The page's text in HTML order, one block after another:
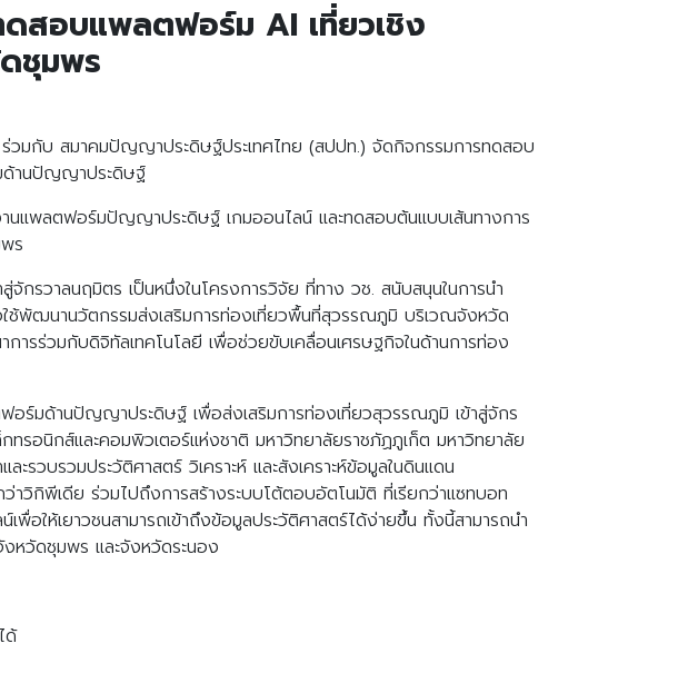
สอบแพลตฟอร์ม AI เที่ยวเชิง
ชุมพร
วมกับ สมาคมปัญญาประดิษฐ์ประเทศไทย (สปปท.) จัดกิจกรรมการทดสอบ
ด้านปัญญาประดิษฐ์
านแพลตฟอร์มปัญญาประดิษฐ์ เกมออนไลน์ และทดสอบต้นแบบเส้นทางการ
ร
รวาลนฤมิตร เป็นหนึ่งในโครงการวิจัย ที่ทาง วช. สนับสนุนในการนำ
พัฒนานวัตกรรมส่งเสริมการท่องเที่ยวพื้นที่สุวรรณภูมิ บริเวณจังหวัด
รร่วมกับดิจิทัลเทคโนโลยี เพื่อช่วยขับเคลื่อนเศรษฐกิจในด้านการท่อง
ร์มด้านปัญญาประดิษฐ์ เพื่อส่งเสริมการท่องเที่ยวสุวรรณภูมิ เข้าสู่จักร
รอนิกส์และคอมพิวเตอร์แห่งชาติ มหาวิทยาลัยราชภัฏภูเก็ต มหาวิทยาลัย
วบรวมประวัติศาสตร์ วิเคราะห์ และสังเคราะห์ข้อมูลในดินแดน
วิกิพีเดีย ร่วมไปถึงการสร้างระบบโต้ตอบอัตโนมัติ ที่เรียกว่าแซทบอท
อให้เยาวชนสามารถเข้าถึงข้อมูลประวัติศาสตร์ได้ง่ายขึ้น ทั้งนี้สามารถนำ
งหวัดชุมพร และจังหวัดระนอง
ด้